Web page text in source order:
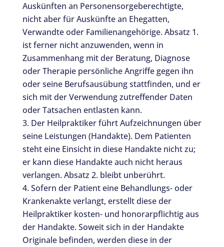
Auskünften an Personensorgeberechtigte,
nicht aber für Auskünfte an Ehegatten,
Verwandte oder Familienangehörige. Absatz 1.
ist ferner nicht anzuwenden, wenn in
Zusammenhang mit der Beratung, Diagnose
oder Therapie persönliche Angriffe gegen ihn
oder seine Berufsausübung stattfinden, und er
sich mit der Verwendung zutreffender Daten
oder Tatsachen entlasten kann.
Der Heilpraktiker führt Aufzeichnungen über
seine Leistungen (Handakte). Dem Patienten
steht eine Einsicht in diese Handakte nicht zu;
er kann diese Handakte auch nicht heraus
verlangen. Absatz 2. bleibt unberührt.
Sofern der Patient eine Behandlungs- oder
Krankenakte verlangt, erstellt diese der
Heilpraktiker kosten- und honorarpflichtig aus
der Handakte. Soweit sich in der Handakte
Originale befinden, werden diese in der